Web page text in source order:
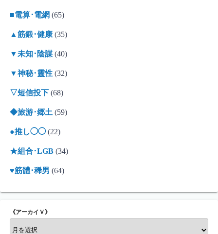
■電算･電網 (65)
▲筋鍛･健康 (35)
▼未知･陰謀 (40)
▼神秘･靈性 (32)
▽短信投下 (68)
◆旅游･郷土 (59)
●推し◯◯(22)
★組合･LGB (34)
♥筋體･稀男 (64)
《アーカイＶ》